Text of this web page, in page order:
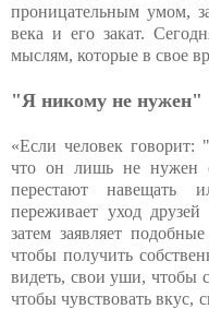
проницательным умом,
века и его закат.
мыслям, которые в свое
"Я никому не нужен"
«Если человек
что он лишь не нужен
перестают навещать
переживает уход
затем заявляет
чтобы получить
видеть, свои уши, чтобы
чтобы чувствовать вкус,